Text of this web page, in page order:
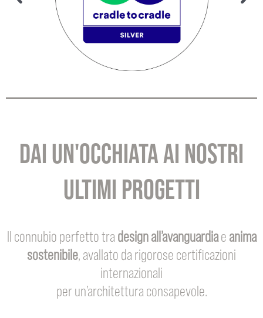
DAI UN'OCCHIATA AI NOSTRI
ULTIMI PROGETTI
Il connubio perfetto tradesign all’avanguardiaeanima
sostenibile, avallato da rigorose certificazioni
internazionali
per un’architettura consapevole.